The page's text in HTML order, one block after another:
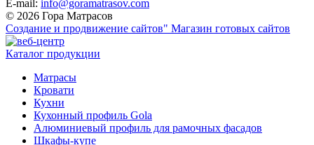
E-mail: info@goramatrasov.com
© 2026 Гора Матрасов
Создание и продвижение сайтов" Магазин готовых сайтов
Каталог продукции
Матрасы
Кровати
Кухни
Кухонный профиль Gola
Алюминиевый профиль для рамочных фасадов
Шкафы-купе